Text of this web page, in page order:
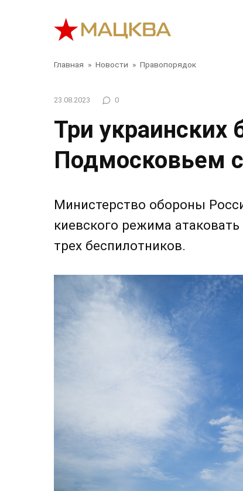
Главная » Новости » Правопорядок
23.08.2023 0
Три украинских
Подмосковьем
Министерство обороны
киевского режима
трех беспилотников.